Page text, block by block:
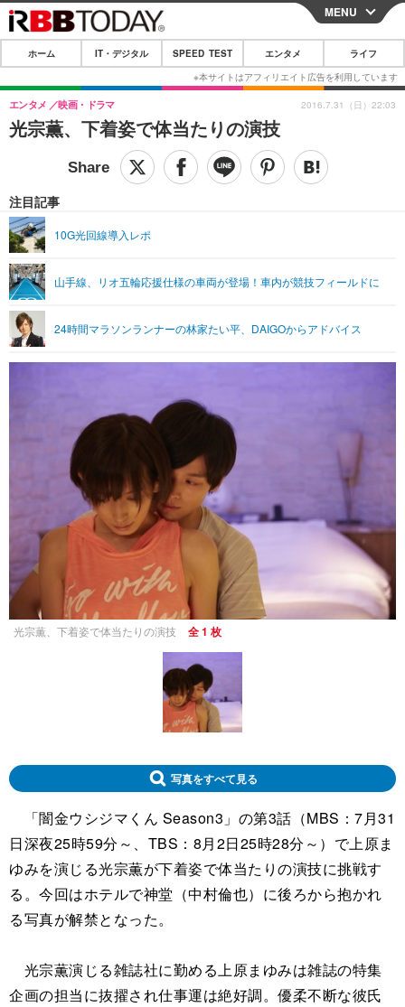
CLOSE
ホーム
IT・デジタル
IT・デジタルTOP スマートフォン
ネタ ガジェット・ツール
SPEED TEST
エンタメ
音楽 スポーツ
ライフ
ペット ショッピング
その他
リリース一覧
プッシュ通知の停止方法
MENU
ホーム IT・デジタル SPEED TEST エンタメ ライフ
光宗薫、下着姿で体当たりの演技
エンタメ 映画・ドラマ
注目記事
10G光回線導入レポ
山手線、リオ五輪応援仕様の車両が登場！車内が競技フィールドに
24時間マラソンランナーの林家たい平、DAIGOからアドバイス
2016.7.31（日）22:03
光宗薫、下着姿で体当たりの演技 全 1 枚
写真をすべて見る
「闇金ウシジマくん Season3」の第3話（MBS：7月31
日深夜25時59分～、TBS：8月2日25時28分～）で上原ま
ゆみを演じる光宗薫が下着姿で体当たりの演技に挑戦す
る。今回はホテルで神堂（中村倫也）に後ろから抱かれ
る写真が解禁となった。
光宗薫演じる雑誌社に勤める上原まゆみは雑誌の特集
企画の担当に抜擢され仕事運は絶好調。優柔不断な彼氏